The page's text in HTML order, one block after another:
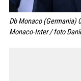
Db Monaco (Germania)
Monaco-Inter / foto